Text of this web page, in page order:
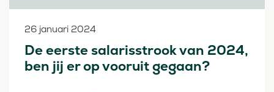
26 januari 2024
De eerste salarisstrook van 2024,
ben jij er op vooruit gegaan?